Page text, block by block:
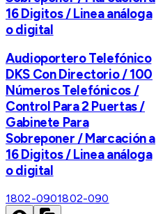
16 Digitos / Linea análoga
o digital
Audioportero Telefónico
DKS Con Directorio / 100
Números Telefónicos /
Control Para 2 Puertas /
Gabinete Para
Sobreponer / Marcación a
16 Digitos / Linea análoga
o digital
1802-0901802-090